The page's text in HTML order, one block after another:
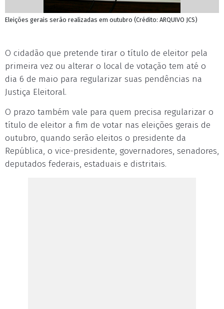
Eleições gerais serão realizadas em outubro (Crédito: ARQUIVO JCS)
O cidadão que pretende tirar o título de eleitor pela
primeira vez ou alterar o local de votação tem até o
dia 6 de maio para regularizar suas pendências na
Justiça Eleitoral.
O prazo também vale para quem precisa regularizar o
título de eleitor a fim de votar nas eleições gerais de
outubro, quando serão eleitos o presidente da
República, o vice-presidente, governadores, senadores,
deputados federais, estaduais e distritais.